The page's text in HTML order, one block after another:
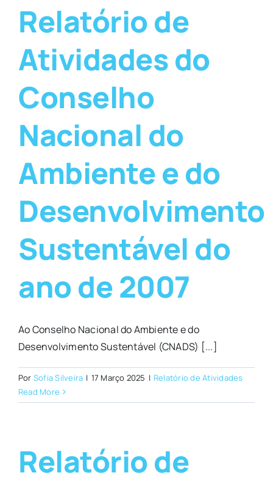
Relatório de
Atividades do
Conselho
Nacional do
Ambiente e do
Desenvolvimento
Sustentável do
ano de 2007
Ao Conselho Nacional do Ambiente e do
Desenvolvimento Sustentável (CNADS) [...]
Por Sofia Silveira | 17 Março 2025 | Relatório de Atividades
Read More
Relatório de